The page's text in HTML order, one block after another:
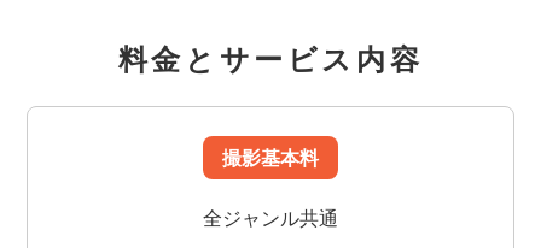
料金とサービス内容
撮影基本料
全ジャンル共通